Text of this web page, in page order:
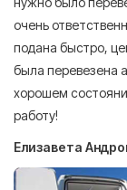
очень
подана быстро,
была перевезена
хорошем
работу!
Елизавета